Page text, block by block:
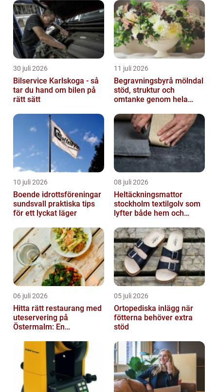
30 juli 2026
Bilservice Karlskoga - så
tar du hand om bilen på
rätt sätt
11 juli 2026
Begravningsbyrå mölndal
stöd, struktur och
omtanke genom hela
10 juli 2026
Boende idrottsföreningar
sundsvall praktiska tips
för ett lyckat läger
08 juli 2026
Heltäckningsmattor
stockholm textilgolv som
lyfter både hem och
06 juli 2026
Hitta rätt restaurang med
uteservering på
Östermalm: En
i solen
05 juli 2026
Ortopediska inlägg när
fötterna behöver extra
stöd